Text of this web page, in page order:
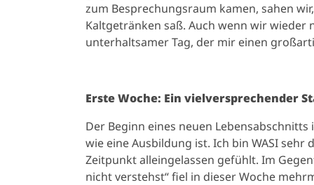
zum Besprechungsraum kamen, sahen
Kaltgetränken saß. Auch wenn wir
unterhaltsamer Tag, der mir einen
Erste Woche: Ein vielversprechender
Der Beginn eines neuen
wie eine Ausbildung ist. Ich bin WASI
Zeitpunkt alleingelassen gefühlt. Im
nicht verstehst“ fiel in dieser Woche